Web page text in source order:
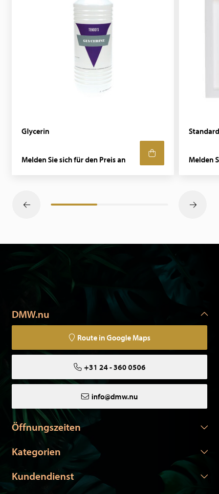
Glycerin
Melden Sie sich für den Preis an Melden
DMW.nu
Route in Google Maps
+31 24 - 360 0506
info@dmw.nu
Öffnungszeiten
Kategorien
Kundendienst